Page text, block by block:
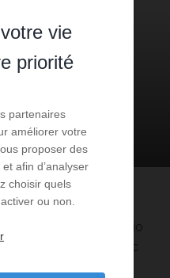
À VENDRE
/ RÉF: VMC-
m² de surface
spacieux studio
Bourgeois, avec
dégagéé.
vie
priorité
partenaires
améliorer votre
proposer des
afin d’analyser
choisir quels
ou non.